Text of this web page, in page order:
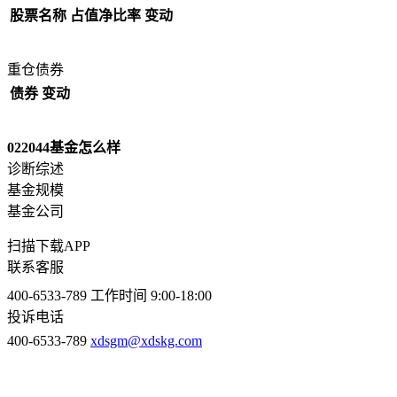
股票名称 占值净比率 变动
重仓债券
债券 变动
022044基金怎么样
诊断综述
基金规模
基金公司
扫描下载APP
联系客服
400-6533-789 工作时间 9:00-18:00
投诉电话
400-6533-789 xdsgm@xdskg.com